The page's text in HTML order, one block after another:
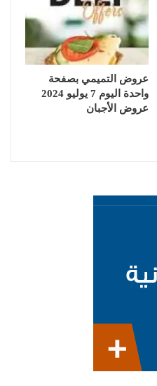
عروض التميمي بصفحة
واحدة اليوم 7 يوليو 2024
عروض الأجبان